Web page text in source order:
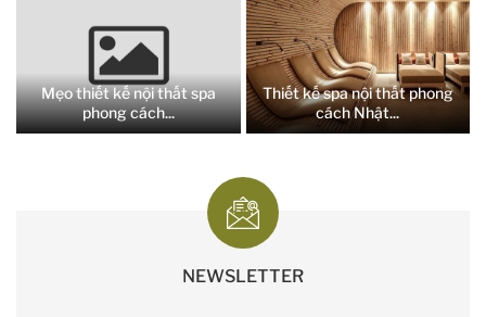
Mẹo thiết kế nội thất spa
phong cách...
Thiết kế spa nội thất phong
cách Nhật...
NEWSLETTER